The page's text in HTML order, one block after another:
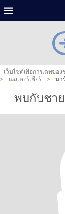
เว็บไซต์เพื่อการเดทของ
>
เลสเตอร์เชียร์ > มา
พบกับชา